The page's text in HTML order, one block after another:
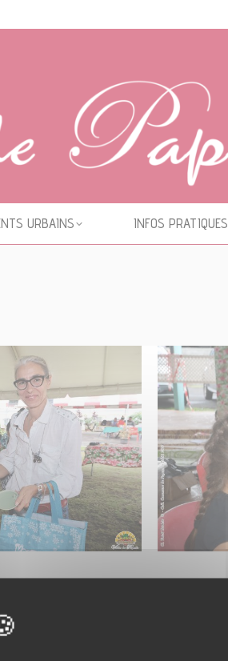
URBAINS INFOS PRATIQUES
lancée par Ioana Tautu, conseillère déléguée. Si la météo n’a pas permis…